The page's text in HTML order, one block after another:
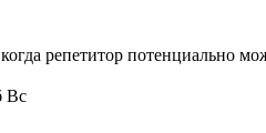
репетитор потенциально
Вс